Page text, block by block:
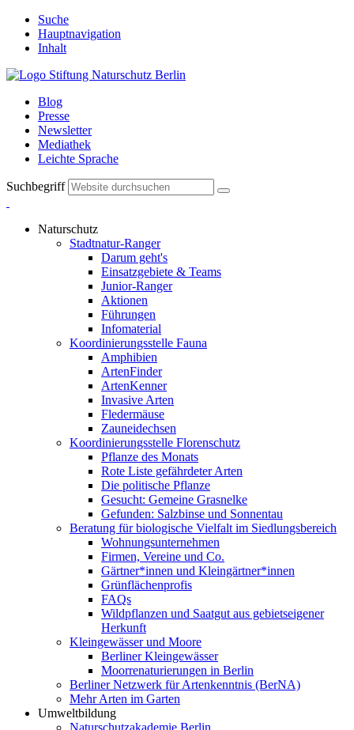
Suche
Hauptnavigation
Inhalt
Blog
Presse
Newsletter
Mediathek
Leichte Sprache
Suchbegriff
Naturschutz
Stadtnatur-Ranger
Darum geht's
Einsatzgebiete & Teams
Junior-Ranger
Aktionen
Führungen
Infomaterial
Koordinierungsstelle Fauna
Amphibien
ArtenFinder
ArtenKenner
Invasive Arten
Fledermäuse
Zauneidechsen
Koordinierungsstelle Florenschutz
Pflanze des Monats
Rote Liste gefährdeter Arten
Die politische Pflanze
Gesucht: Gemeine Grasnelke
Gefunden: Salzbinse und Sonnentau
Beratung für biologische Vielfalt im Siedlungsbereich
Wohnungsunternehmen
Firmen, Vereine und Co.
Gärtner*innen und Kleingärtner*innen
Grünflächenprofis
FAQs
Wildpflanzen und Saatgut aus gebietseigener
Herkunft
Kleingewässer und Moore
Berliner Kleingewässer
Moorrenaturierungen in Berlin
Berliner Netzwerk für Artenkenntnis (BerNA)
Mehr Arten im Garten
Umweltbildung
Naturschutzakademie Berlin